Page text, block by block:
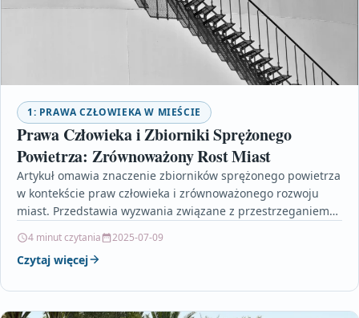
1: PRAWA CZŁOWIEKA W MIEŚCIE
Prawa Człowieka i Zbiorniki Sprężonego
Powietrza: Zrównoważony Rost Miast
Artykuł omawia znaczenie zbiorników sprężonego powietrza
w kontekście praw człowieka i zrównoważonego rozwoju
miast. Przedstawia wyzwania związane z przestrzeganiem
4 minut czytania 2025-07-09
Czytaj więcej